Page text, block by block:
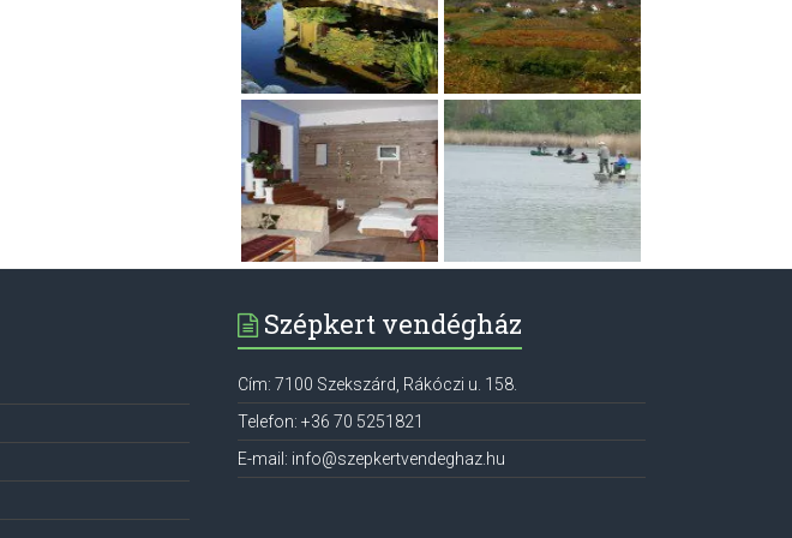
Szépkert vendégház
Cím: 7100 Szekszárd Rákóczi u. 158.
Telefon:+36 70 5251821
E-mail: info@szepkertvendeghaz.hu